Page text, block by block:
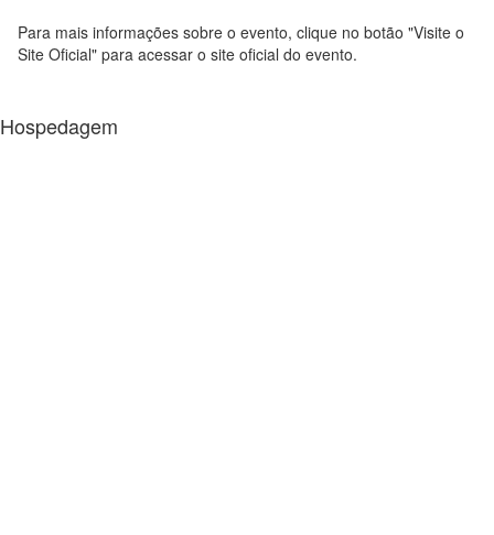
Para mais informações sobre o evento, clique no botão "Visite o
Site Oficial" para acessar o site oficial do evento.
Hospedagem